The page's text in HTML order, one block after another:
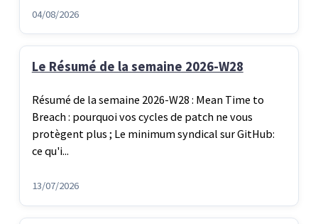
04/08/2026
Le Résumé de la semaine 2026-W28
Résumé de la semaine 2026-W28 : Mean Time to
Breach : pourquoi vos cycles de patch ne vous
protègent plus ; Le minimum syndical sur GitHub:
ce qu'i...
13/07/2026